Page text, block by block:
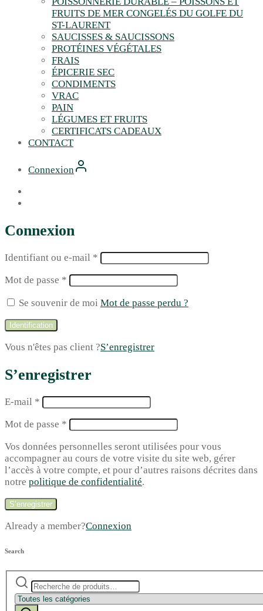
FRUITS DE MER CONGELÉS DU GOLFE DU
ST-LAURENT
SAUCISSES & SAUCISSONS
PROTÉINES VÉGÉTALES
FRAIS
ÉPICERIE SEC
CONDIMENTS
VRAC
PAIN
LÉGUMES ET FRUITS
CERTIFICATS CADEAUX
CONTACT
Connexion
Connexion
Identifiant ou e-mail *
Mot de passe *
Se souvenir de moi Mot de passe perdu ?
Identification
Vous n'êtes pas client ?S’enregistrer
S’enregistrer
E-mail *
Mot de passe *
Vos données personnelles seront utilisées pour vous
accompagner au cours de votre visite du site web, gérer
l’accès à votre compte, et pour d’autres raisons décrites dans
notre politique de confidentialité.
S’enregistrer
Already a member?Connexion
Search
Recherche
pour :
by
category: